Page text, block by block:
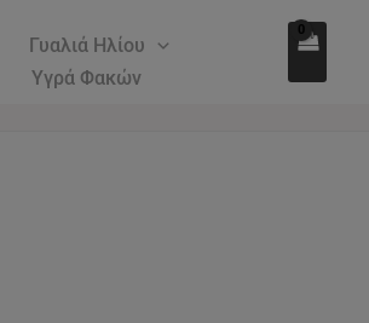
Γυαλιά Ηλίου
Υγρά Φακών